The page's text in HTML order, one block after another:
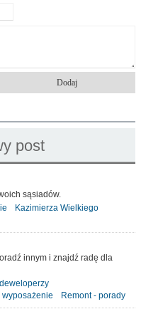
sąsiadów.
Kazimierza Wielkiego
innym i znajdź radę dla
wyposażenie Remont - porady